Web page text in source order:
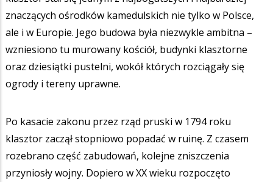
znaczących ośrodków kamedulskich nie tylko w Polsce,
ale i w Europie. Jego budowa była niezwykle ambitna –
wzniesiono tu murowany kościół, budynki klasztorne
oraz dziesiątki pustelni, wokół których rozciągały się
ogrody i tereny uprawne.
Po kasacie zakonu przez rząd pruski w 1794 roku
klasztor zaczął stopniowo popadać w ruinę. Z czasem
rozebrano część zabudowań, kolejne zniszczenia
przyniosły wojny. Dopiero w XX wieku rozpoczęto